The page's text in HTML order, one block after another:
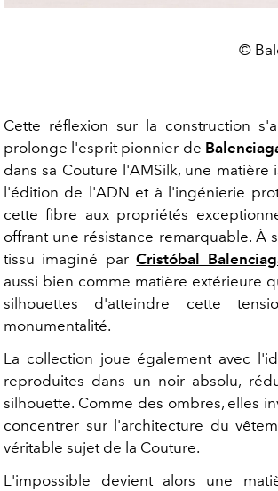
©
Cette réflexion sur la construction
prolonge l'esprit pionnier de
dans sa Couture l'AMSilk, une
l'édition de l'ADN et à l'ingénierie
cette fibre aux propriétés
offrant une résistance remarquable. À
tissu imaginé parCristóbal
aussi bien comme matière extérieure
silhouettes d'atteindre cette
monumentalité.
La collection joue également avec
reproduites dans un noir absolu,
silhouette. Comme des ombres, elles
concentrer sur l'architecture du
véritable sujet de la Couture.
L'impossible devient alors une